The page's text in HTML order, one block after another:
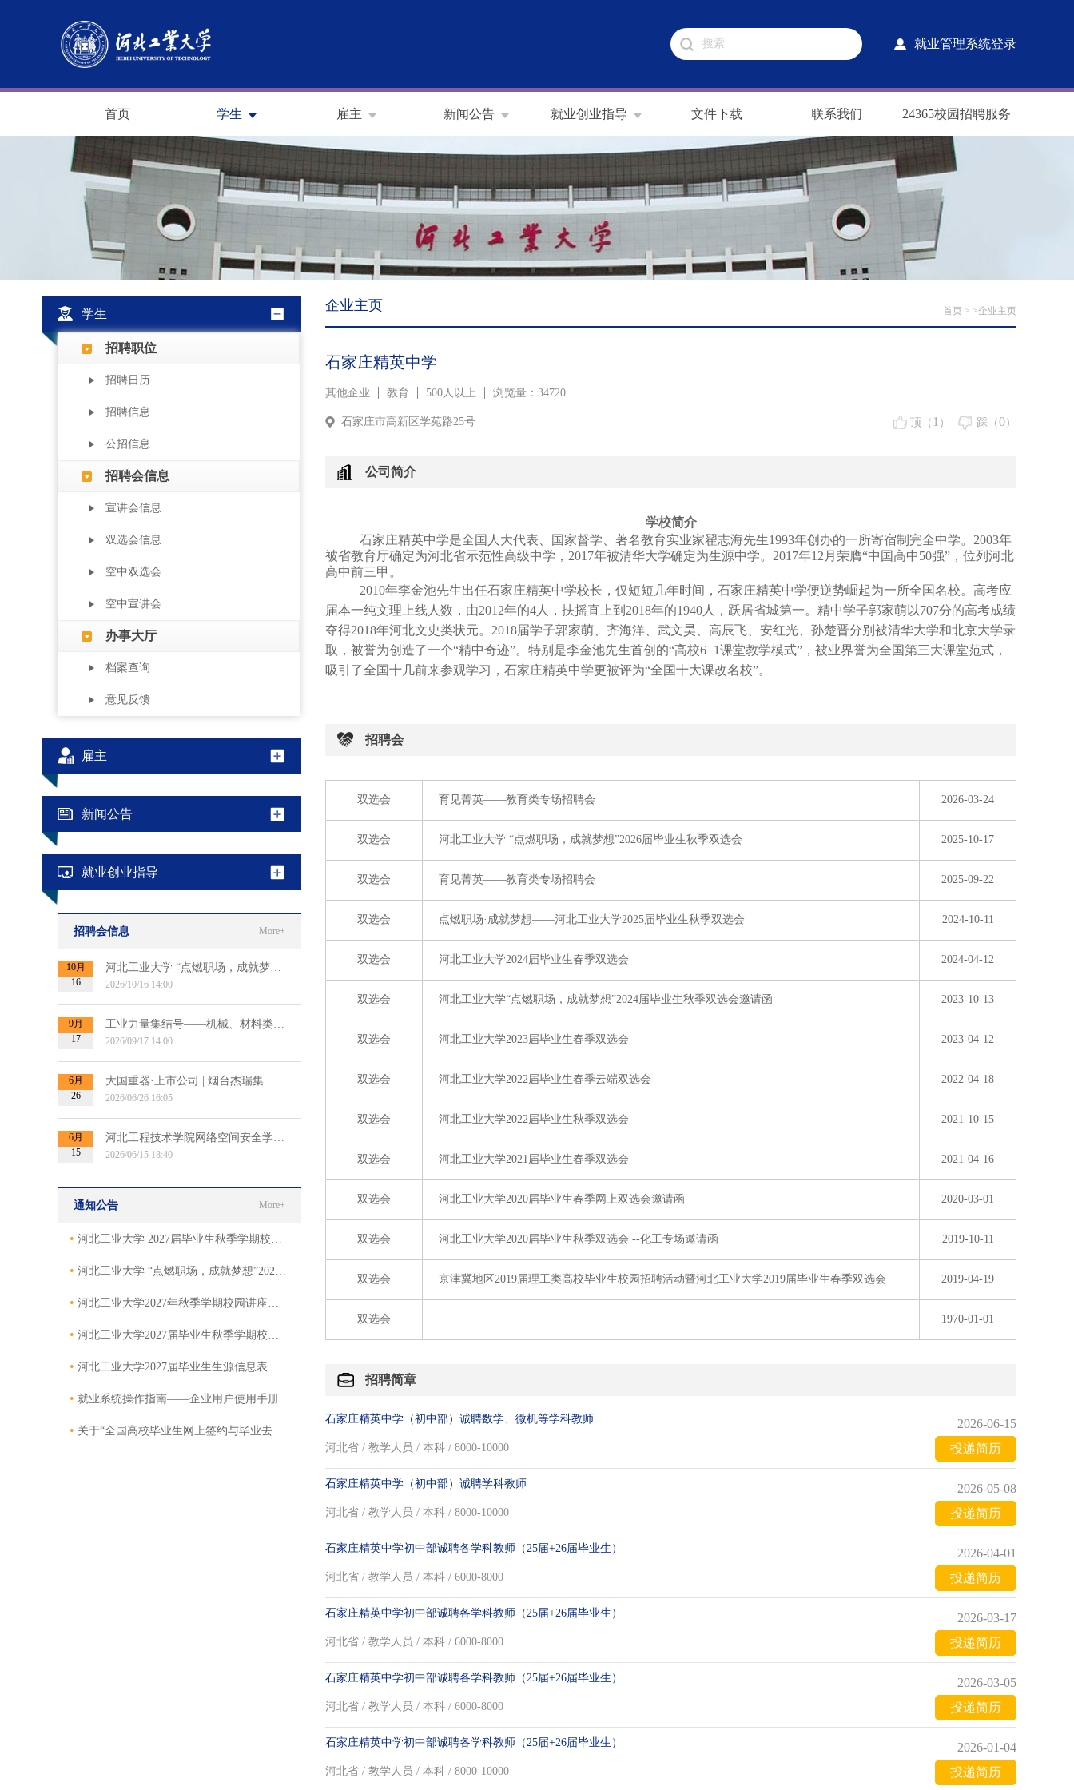
就业管理系统登录
首页 学生 雇主 新闻公告 就业创业指导 文件下载 联系我们 24365校园招聘服务
学生
招聘职位
招聘日历
招聘信息
公招信息
招聘会信息
宣讲会信息
双选会信息
空中双选会
空中宣讲会
办事大厅
档案查询
意见反馈
雇主
新闻公告
就业创业指导
招聘会信息 More+
10月
16
河北工业大学 “点燃职场，成就梦想”2027届毕业生秋季双选会
2026/10/16 14:00
9月
17
工业力量集结号——机械、材料类专场招聘会（第二场）
2026/09/17 14:00
6月
26
大国重器·上市公司 | 烟台杰瑞集团2027届秋招提前批招聘宣讲会
2026/06/26 16:05
6月
15
河北工程技术学院网络空间安全学院博士招聘宣讲会
2026/06/15 18:40
通知公告 More+
• 河北工业大学 2027届毕业生秋季学期校园专场招聘会邀请函
• 河北工业大学 “点燃职场，成就梦想”2027届毕业生秋季双选会邀请函
• 河北工业大学2027年秋季学期校园讲座邀请函
• 河北工业大学2027届毕业生秋季学期校园招聘活动邀请函
• 河北工业大学2027届毕业生生源信息表
• 就业系统操作指南——企业用户使用手册
• 关于“全国高校毕业生网上签约与毕业去向登记平台”网上签约的使用说明
企业主页 首页 > >企业主页
石家庄精英中学
其他企业 教育 500人以上 浏览量：34720
石家庄市高新区学苑路25号 顶（ 1 ） 踩（0）
公司简介
学校简介
石家庄精英中学是全国人大代表、国家督学、著名教育实业家翟志海先生1993年创办的一所寄宿制完全中学。2003年
被省教育厅确定为河北省示范性高级中学，2017年被清华大学确定为生源中学。2017年12月荣膺“中国高中50强”，位列河北
高中前三甲。
2010年李金池先生出任石家庄精英中学校长，仅短短几年时间，石家庄精英中学便逆势崛起为一所全国名校。高考应
届本一纯文理上线人数，由2012年的4人，扶摇直上到2018年的1940人，跃居省城第一。精中学子郭家萌以707分的高考成绩
夺得2018年河北文史类状元。2018届学子郭家萌、齐海洋、武文昊、高辰飞、安红光、孙楚晋分别被清华大学和北京大学录
取，被誉为创造了一个“精中奇迹”。特别是李金池先生首创的“高校6+1课堂教学模式”，被业界誉为全国第三大课堂范式，
吸引了全国十几前来参观学习，石家庄精英中学更被评为“全国十大课改名校”。
招聘会
双选会 育见菁英——教育类专场招聘会 2026-03-24
双选会 河北工业大学 “点燃职场，成就梦想”2026届毕业生秋季双选会 2025-10-17
双选会 育见菁英——教育类专场招聘会 2025-09-22
双选会 点燃职场·成就梦想——河北工业大学2025届毕业生秋季双选会 2024-10-11
双选会 河北工业大学2024届毕业生春季双选会 2024-04-12
双选会 河北工业大学“点燃职场，成就梦想”2024届毕业生秋季双选会邀请函 2023-10-13
双选会 河北工业大学2023届毕业生春季双选会 2023-04-12
双选会 河北工业大学2022届毕业生春季云端双选会 2022-04-18
双选会 河北工业大学2022届毕业生秋季双选会 2021-10-15
双选会 河北工业大学2021届毕业生春季双选会 2021-04-16
双选会 河北工业大学2020届毕业生春季网上双选会邀请函 2020-03-01
双选会 河北工业大学2020届毕业生秋季双选会 --化工专场邀请函 2019-10-11
双选会 京津冀地区2019届理工类高校毕业生校园招聘活动暨河北工业大学2019届毕业生春季双选会 2019-04-19
双选会 1970-01-01
招聘简章
石家庄精英中学（初中部）诚聘数学、微机等学科教师 2026-06-15
河北省 / 教学人员 / 本科 / 8000-10000 投递简历
石家庄精英中学（初中部）诚聘学科教师 2026-05-08
河北省 / 教学人员 / 本科 / 8000-10000 投递简历
石家庄精英中学初中部诚聘各学科教师（25届+26届毕业生） 2026-04-01
河北省 / 教学人员 / 本科 / 6000-8000 投递简历
石家庄精英中学初中部诚聘各学科教师（25届+26届毕业生） 2026-03-17
河北省 / 教学人员 / 本科 / 6000-8000 投递简历
石家庄精英中学初中部诚聘各学科教师（25届+26届毕业生） 2026-03-05
河北省 / 教学人员 / 本科 / 6000-8000 投递简历
石家庄精英中学初中部诚聘各学科教师（25届+26届毕业生） 2026-01-04
河北省 / 教学人员 / 本科 / 8000-10000 投递简历